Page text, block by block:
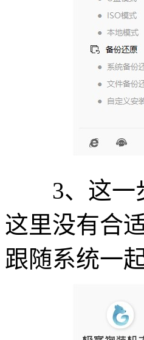
3、这一步
这里没有合
跟随系统一